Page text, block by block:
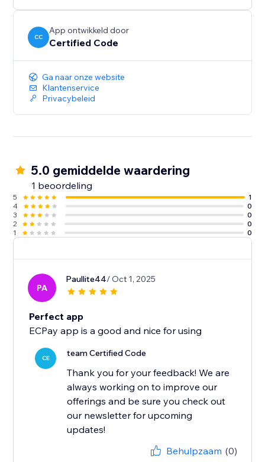
CC
App ontwikkeld door
Certified Code
Ga naar onze website
Klantenservice
Privacybeleid
5.0 gemiddelde waardering
1 beoordeling
5
1
4
0
3
0
2
0
1
0
PA
Paullite44/ Oct 1, 2025
Perfect app
ECPay app is a good and nice for using
CE team Certified Code
Thank you for your feedback! We are
always working on to improve our
offerings and be sure you check out
our newsletter for upcoming
updates!
Behulpzaam (0)